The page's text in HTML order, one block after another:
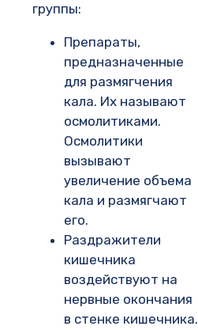
группы:
Препараты,
предназначенные
для размягчения
кала. Их называют
осмолитиками.
Осмолитики
вызывают
увеличение объема
кала и размягчают
его.
Раздражители
кишечника
воздействуют на
нервные окончания
в стенке кишечника.